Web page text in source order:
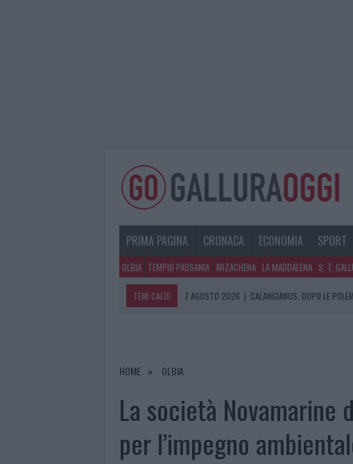
PRIMA PAGINA CRONACA ECONOMIA SPORT
OLBIA TEMPIO PAUSANIA ARZACHENA LA MADDALENA S. T.
TEMI CALDI 7 AGOSTO 2026 | CALANGIANUS, DOPO LE
7 AGOSTO 2026
HOME OLBIA
La società Novamarine
per l’impegno